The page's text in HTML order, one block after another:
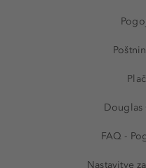
FAQ -
Nastavitve